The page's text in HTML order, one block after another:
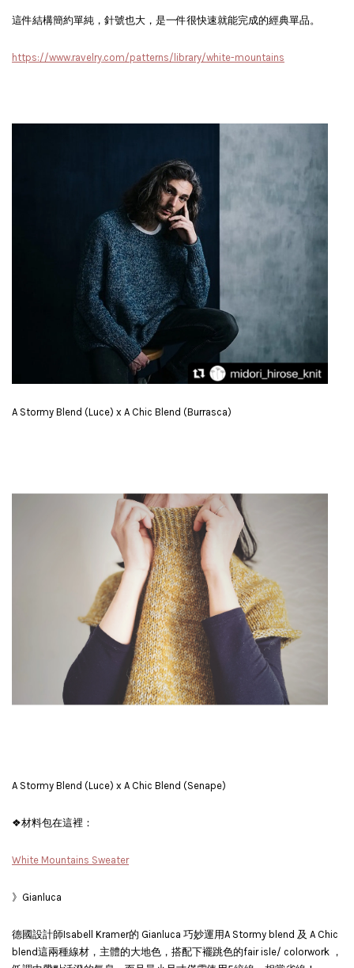
這件結構簡約單純，針號也大，是一件很快速就能完成的經典單品。
https://www.ravelry.com/patterns/library/white-mountains
A Stormy Blend (Luce) x A Chic Blend (Burrasca)
A Stormy Blend (Luce) x A Chic Blend (Senape)
❖材料包在這裡：
White Mountains Sweater
》Gianluca
德國設計師Isabell Kramer的 Gianluca 巧妙運用A Stormy blend 及 A Chic
blend這兩種線材，主體的大地色，搭配下襬跳色的fair isle/ colorwork ，